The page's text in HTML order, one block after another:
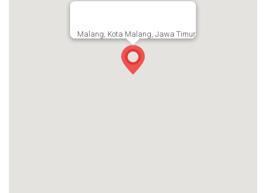
Malang, Kota Malang, Jawa Timur